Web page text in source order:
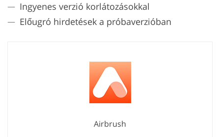
Ingyenes verzió korlátozásokkal
Előugró hirdetések a próbaverzióban
Airbrush